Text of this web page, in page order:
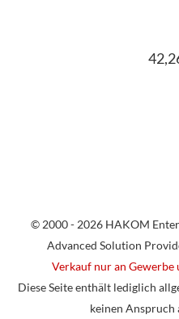
© 2000 - 2026 HAKOM
Advanced Solution
Verkauf nur an
Diese Seite enthält lediglich
keinen